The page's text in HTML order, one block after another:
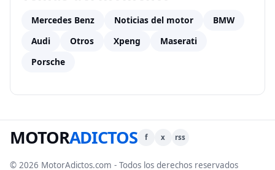
Mercedes Benz Noticias del motor
BMW
Audi
Otros Xpeng
Maserati
Porsche
MOTORADICTOS f x rss
© 2026 MotorAdictos.com - Todos los derechos reservados